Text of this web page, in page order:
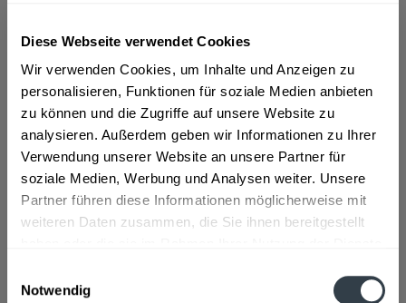
Diese Webseite verwendet Cookies
Wir verwenden Cookies, um Inhalte und Anzeigen zu
personalisieren, Funktionen für soziale Medien anbieten
zu können und die Zugriffe auf unsere Website zu
analysieren. Außerdem geben wir Informationen zu Ihrer
Verwendung unserer Website an unsere Partner für
soziale Medien, Werbung und Analysen weiter. Unsere
Partner führen diese Informationen möglicherweise mit
weiteren Daten zusammen, die Sie ihnen bereitgestellt
Notwendig
MEHRWEG
In den Warenkorb
Hinzugefügt
Artikel-Nr.: 15588
Beschreibung
mehr
Apfelsaft aus Apfelsaftkonzentrat, Wasser, Kohlensäure